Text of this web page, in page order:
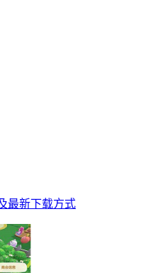
最新下载方式